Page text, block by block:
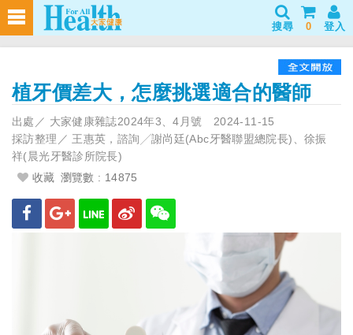
搜尋 0 登入
植牙價差大，怎麼挑選適合的醫師
出處／ 大家健康雜誌2024年3、4月號 2024-11-15
採訪整理／ 王惠英，諮詢╱謝尚廷(Abc牙醫聯盟總院長)、徐振
祥(晨光牙醫診所院長)
收藏 瀏覽數 : 14875